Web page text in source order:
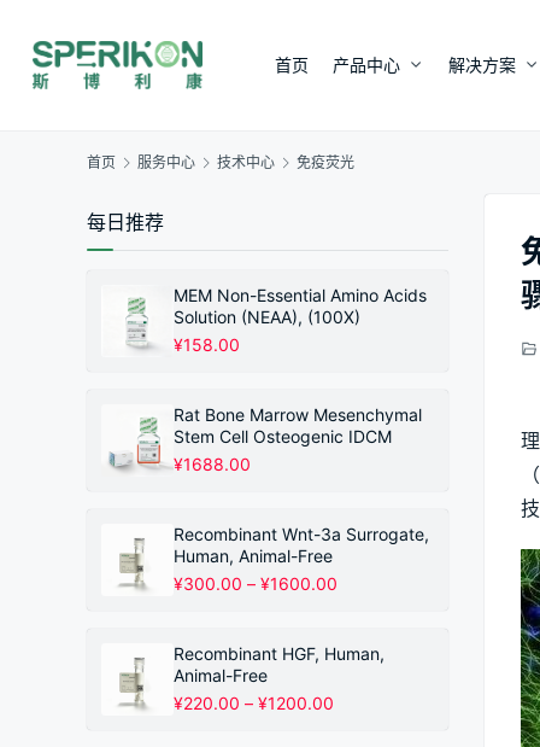
首页 产品中心 解决方案
首页 服务中心 技术中心 免疫荧光
每日推荐
MEM Non-Essential Amino Acids
Solution (NEAA), (100X)
¥158.00
Rat Bone Marrow Mesenchymal
Stem Cell Osteogenic IDCM
¥1688.00
Recombinant Wnt-3a Surrogate,
Human, Animal-Free
¥300.00 – ¥1600.00
围：
¥300.00
Recombinant HGF, Human,
Animal-Free
¥220.00 – ¥1200.00